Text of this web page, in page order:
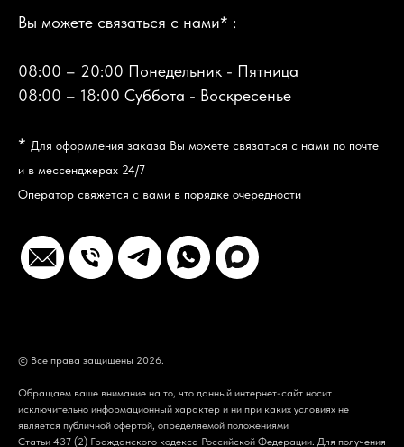
Вы можете связаться с нами* :
08:00 – 20:00 Понедельник - Пятница
08:00 – 18:00 Суббота - Воскресенье
* Для оформления заказа Вы можете связаться с нами по почте
и в мессенджерах 24/7
Оператор свяжется с вами в порядке очередности
© Все права защищены 2026.
Обращаем ваше внимание на то, что данный интернет-сайт носит
исключительно информационный характер и ни при каких условиях не
является публичной офертой, определяемой положениями
Статьи 437 (2) Гражданского кодекса Российской Федерации. Для получения